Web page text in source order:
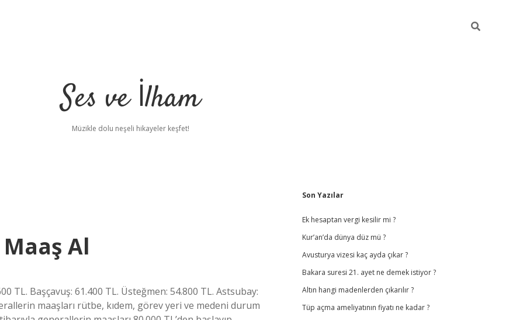
Ses ve İlham
Müzikle dolu neşeli hikayeler keşfet!
Al
TL. Başçavuş: 61.400 TL. Üsteğmen: 54.800 TL. Astsubay:
maaşları rütbe, kıdem, görev yeri ve medeni durum
Sidebar
Son Yazılar
Ek hesaptan vergi kesilir mi ?
Kur’an’da dünya düz mü ?
Avusturya vizesi kaç ayda çıkar ?
Bakara suresi 21. ayet ne demek istiyor ?
Altın hangi madenlerden çıkarılır ?
Tüp açma ameliyatının fiyatı ne kadar ?